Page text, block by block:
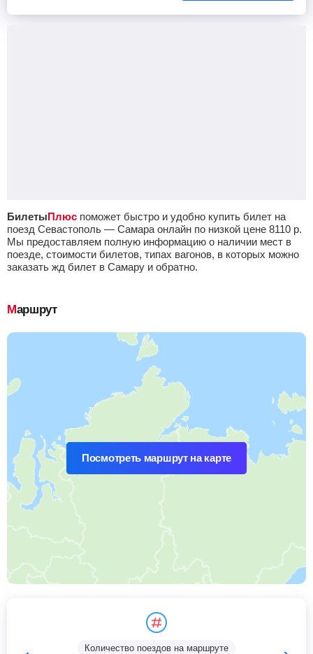
БилетыПлюс поможет быстро и удобно купить билет на
поезд Севастополь — Самара онлайн по низкой цене 8110 р.
Мы предоставляем полную информацию о наличии мест в
поезде, стоимости билетов, типах вагонов, в которых можно
заказать жд билет в Самару и обратно.
Маршрут
Посмотреть маршрут на карте
Количество поездов на маршруте